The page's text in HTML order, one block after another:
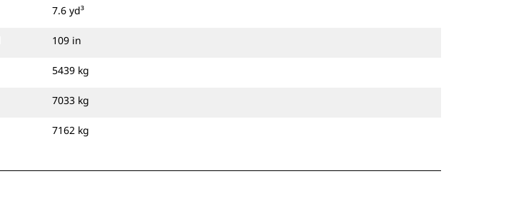
7.6 yd³
109 in
5439 kg
7033 kg
7162 kg